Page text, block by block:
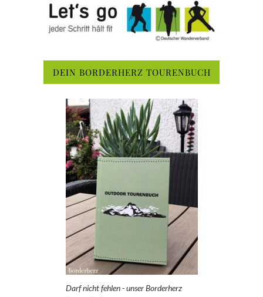
DEIN BORDERHERZ TOURENBUCH
Darf nicht fehlen - unser Borderherz